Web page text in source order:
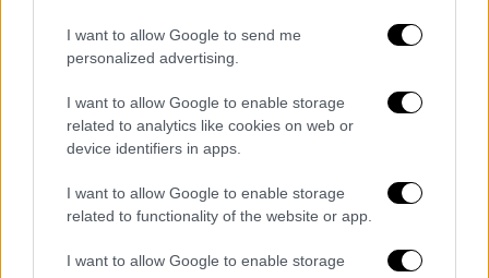
I want to allow Google to send me
personalized advertising.
I want to allow Google to enable storage
related to analytics like cookies on web or
device identifiers in apps.
I want to allow Google to enable storage
related to functionality of the website or app.
I want to allow Google to enable storage
δημοσιεύματα εκείνης της εποχής, ο «Mr
Αρβύλα» δεν είδε με καλό μάτι την έλευση
του Γρηγόρη στο Μαρούσι και μάλιστα στη
συγκεκριμένη ζώνη. Οι κοινές έξοδοι των
δύο παρουσιαστών αρχίζουν να αραιώνουν,
χωρίς αυτό βέβαια να σημαίνει τότε κάτι.
Δεν πήγε στη βάπτιση